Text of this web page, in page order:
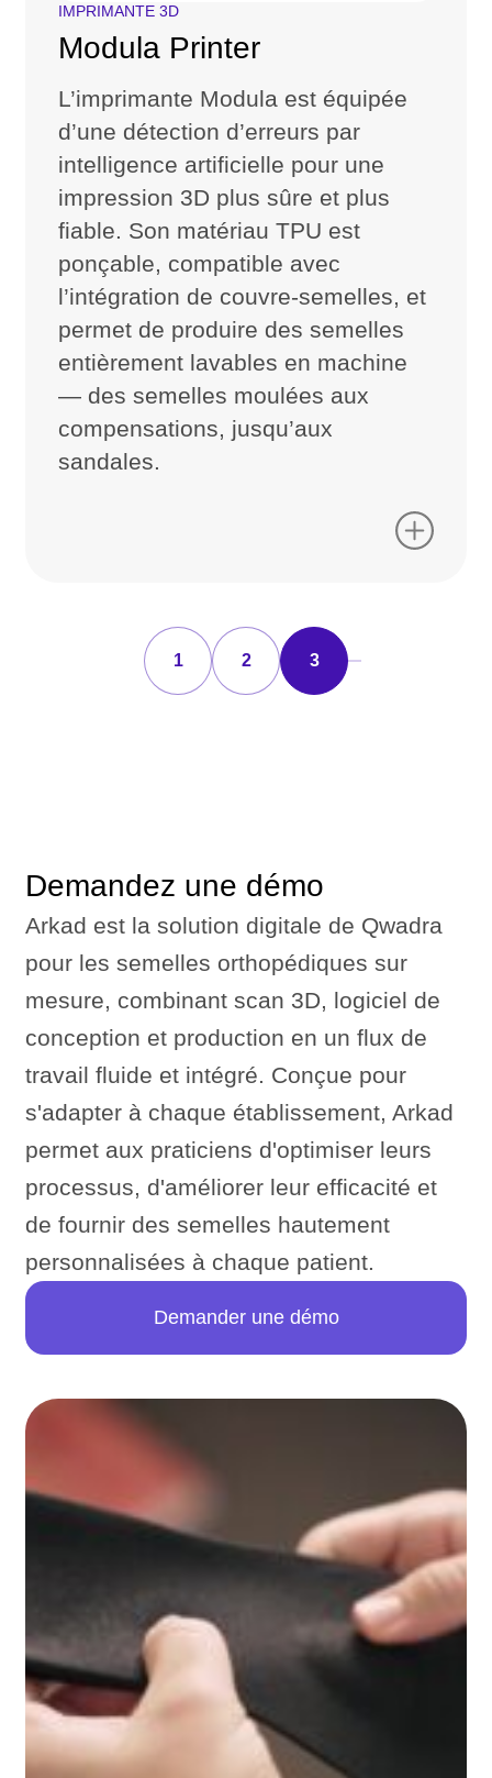
1 2 3
IMPRIMANTE 3D
Modula Printer
L’imprimante Modula est équipée
d’une détection d’erreurs par
intelligence artificielle pour une
impression 3D plus sûre et plus
fiable. Son matériau TPU est
ponçable, compatible avec
l’intégration de couvre-semelles, et
permet de produire des semelles
entièrement lavables en machine
— des semelles moulées aux
compensations, jusqu’aux
sandales.
Demandez une démo
Arkad est la solution digitale de Qwadra
pour les semelles orthopédiques sur
mesure, combinant scan 3D, logiciel de
conception et production en un flux de
travail fluide et intégré. Conçue pour
s'adapter à chaque établissement, Arkad
permet aux praticiens d'optimiser leurs
processus, d'améliorer leur efficacité et
de fournir des semelles hautement
personnalisées à chaque patient.
Demander une démo